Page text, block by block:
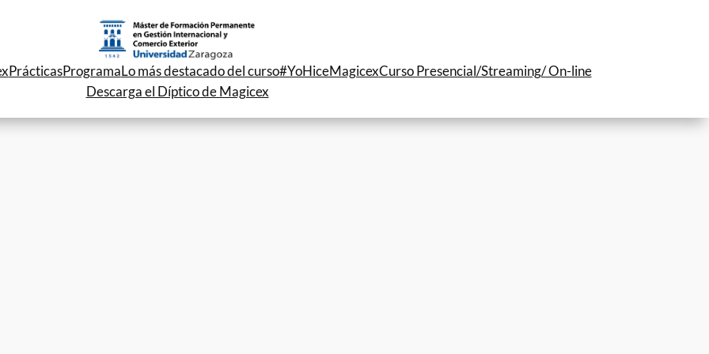
PrácticasProgramaLo más destacado del curso#YoHiceMagicexCurso Presencial/Streaming/ On-line
Descarga el Díptico de Magicex